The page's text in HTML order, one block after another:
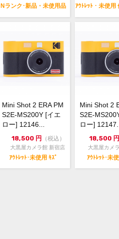
Nランク･新品・未使用品 ｱｳﾄﾚｯﾄ・未使用
Mini Shot 2 ERA PM
S2E-MS200Y [イエ
ロー] 12146...
18,500 円 （税込）
大黒屋カメラ館 新宿店
ｱｳﾄﾚｯﾄ･未使用 ｷｽﾞ
Mini Shot 2
S2E-
ロー]
18,500
大黒屋カメ
ｱｳﾄﾚｯﾄ･未